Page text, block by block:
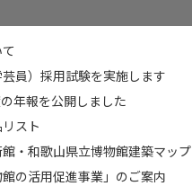
員）採用試験を実施します
年報を公開しました
スト
・和歌山県立博物館建築マップ
館の活用促進事業」のご案内